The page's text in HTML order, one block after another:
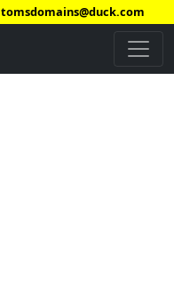
tomsdomains@duck.com